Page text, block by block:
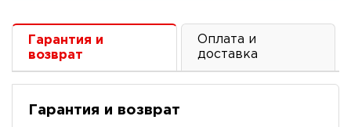
Гарантия и
возврат
Оплата и
доставка
Гарантия и возврат